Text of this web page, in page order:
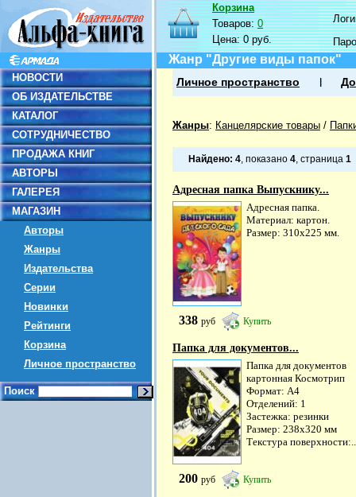
НОВОСТИ
ОБ ИЗДАТЕЛЬСТВЕ
КАТАЛОГ
СОТРУДНИЧЕСТВО
ПРОДАЖА КНИГ
АВТОРЫ
ГАЛЕРЕЯ
МАГАЗИН
Авторы
Жанры
Издательства
Серии
Новинки
Рейтинги
Корзина
Личное пространство
Поиск
Корзина
Товаров:0
Цена:0 руб.
Жанр "Другие виды папок"
Личное пространство
Жанры: Канцелярские товары /
Найдено: 4, показано 4, страница 1
Адресная папка Выпускнику...
Адресная папка.
Материал: картон.
Размер: 310х225 мм.
338 руб Купить
Папка для документов...
Папка для документов
картонная Космотрип
Формат: А4
Отделений: 1
Застежка: резинки
Размер: 238х320 мм
Текстура
200 руб Купить